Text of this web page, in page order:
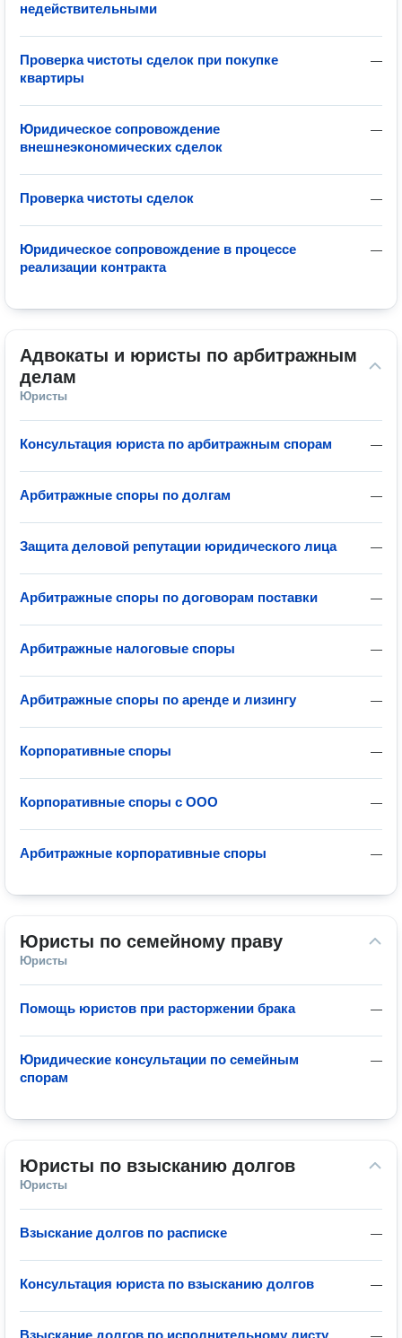
недействительными
—
Проверка чистоты сделок при покупке
квартиры
—
Юридическое сопровождение
внешнеэкономических сделок
—
Проверка чистоты сделок
—
Юридическое сопровождение в процессе
реализации контракта
Адвокаты и юристы по арбитражным
делам
Юристы
—
Консультация юриста по арбитражным спорам
—
Арбитражные споры по долгам
—
Защита деловой репутации юридического лица
—
Арбитражные споры по договорам поставки
—
Арбитражные налоговые споры
—
Арбитражные споры по аренде и лизингу
—
Корпоративные споры
—
Корпоративные споры с ООО
—
Арбитражные корпоративные споры
Юристы по семейному праву
Юристы
—
Помощь юристов при расторжении брака
—
Юридические консультации по семейным
спорам
Юристы по взысканию долгов
Юристы
—
Взыскание долгов по расписке
—
Консультация юриста по взысканию долгов
Взыскание долгов по исполнительному листу